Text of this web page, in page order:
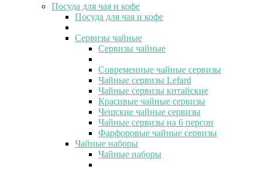
Посуда для чая и кофе
Посуда для чая и кофе
Сервизы чайные
Сервизы чайные
Современные чайные сервизы
Чайные сервизы Lefard
Чайные сервизы китайские
Красивые чайные сервизы
Чешские чайные сервизы
Чайные сервизы на 6 персон
Фарфоровые чайные сервизы
Чайные наборы
Чайные наборы